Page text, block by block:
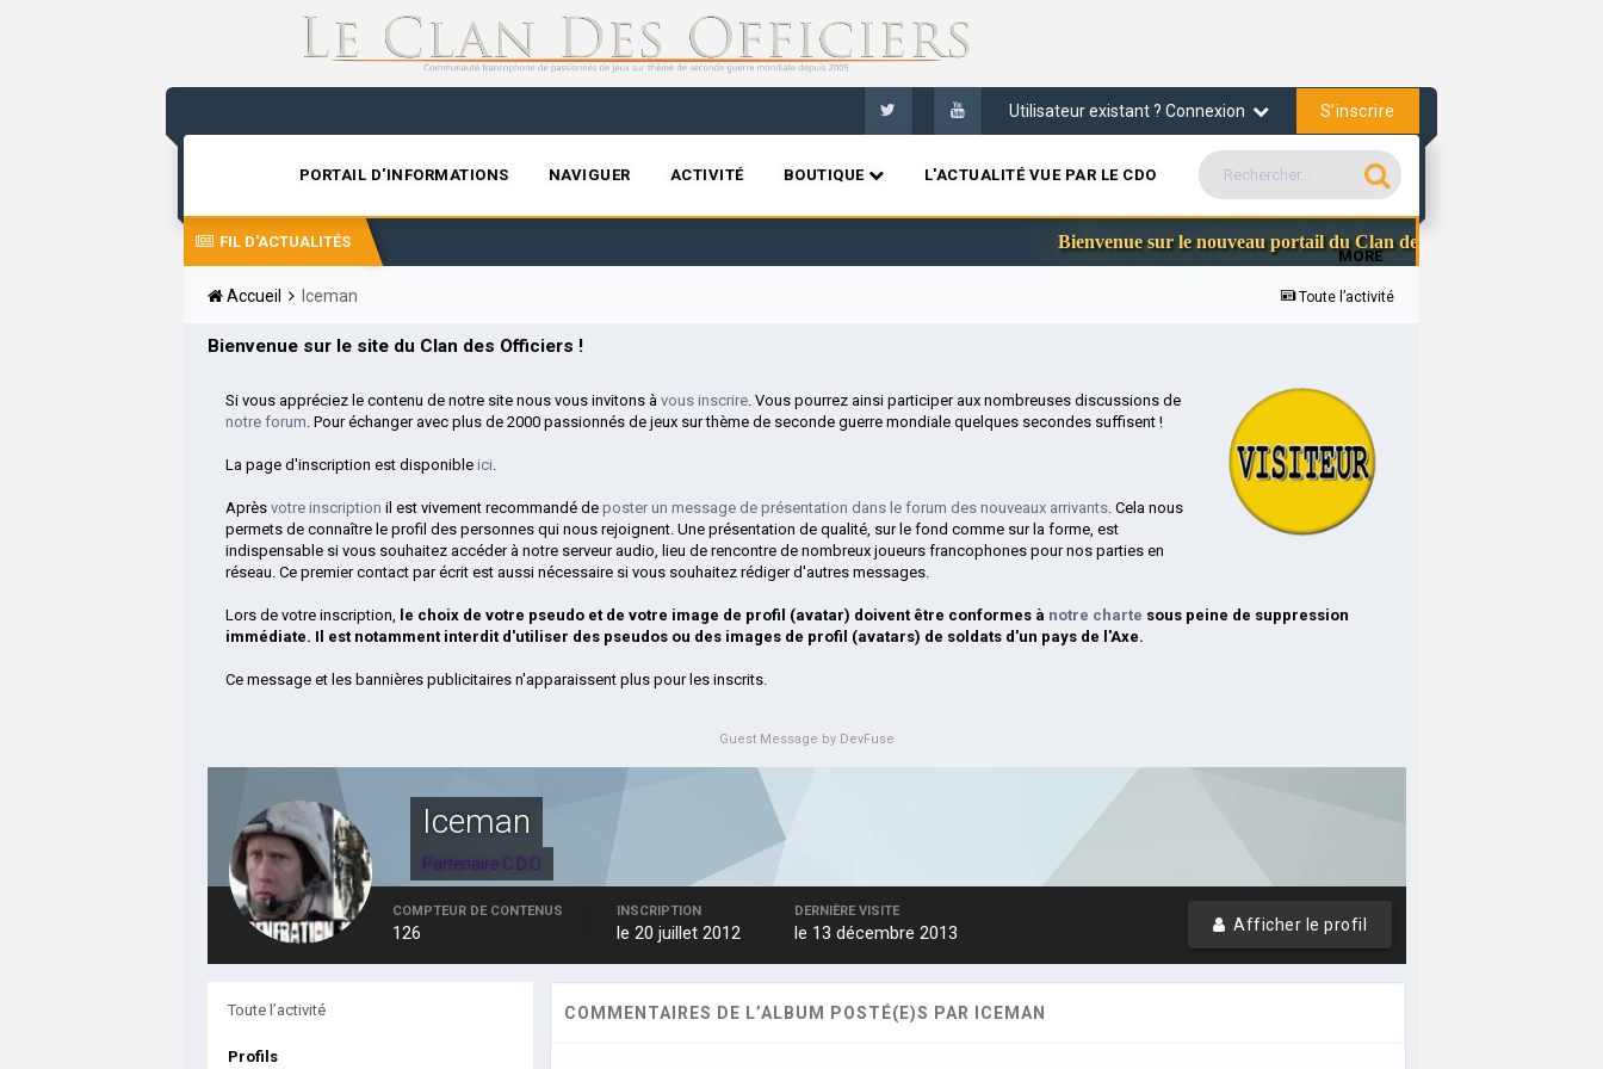
Utilisateur existant ? Connexion S’inscrire
PORTAIL D'INFORMATIONS NAVIGUER ACTIVITÉ BOUTIQUE L'ACTUALITÉ VUE PAR LE CDO
MORE
FIL D'ACTUALITÉS Bienvenue sur le nouveau portail du Clan des Officiers
Toute l’activité
Accueil Iceman
Bienvenue sur le site du Clan des Officiers !
Si vous appréciez le contenu de notre site nous vous invitons àvous inscrire . Vous pourrez ainsi participer aux nombreuses discussions de
notre forum . Pour échanger avec plus de 2000 passionnés de jeux sur thème de seconde guerre mondiale quelques secondes suffisent !
La page d'inscription est disponible ici
Aprèsvotre inscription il est vivement recommandé de poster un message de présentation dans le forum des nouveaux arrivants . Cela nous
permets de connaître le profil des personnes qui nous rejoignent. Une présentation de qualité, sur le fond comme sur la forme, est
indispensable si vous souhaitez accéder à notre serveur audio, lieu de rencontre de nombreux joueurs francophones pour nos parties en
réseau. Ce premier contact par écrit est aussi nécessaire si vous souhaitez rédiger d'autres messages.
Lors de votre inscription, le choix de votre pseudo et de votre image de profil (avatar) doivent être conformes à notre charte sous peine de suppression
immédiate. Il est notamment interdit d'utiliser des pseudos ou des images de profil (avatars) de soldats d'un pays de l'Axe.
Ce message et les bannières publicitaires n'apparaissent plus pour les inscrits.
Guest Message by DevFuse
Iceman
Partenaire C.D.O
Afficher le profil
COMPTEUR DE CONTENUS
126
INSCRIPTION
le 20 juillet 2012
DERNIÈRE VISITE
le 13 décembre 2013
Toute l’activité
Profils
COMMENTAIRES DE L’ALBUM POSTÉ(E)S PAR ICEMAN